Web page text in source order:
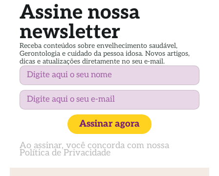
Assine nossa
newsletter
Receba conteúdos sobre envelhecimento saudável,
Gerontologia e cuidado da pessoa idosa. Novos artigos,
dicas e atualizações diretamente no seu e-mail.
Assinar agora
Ao assinar, você concorda com nossa
Política de Privacidade